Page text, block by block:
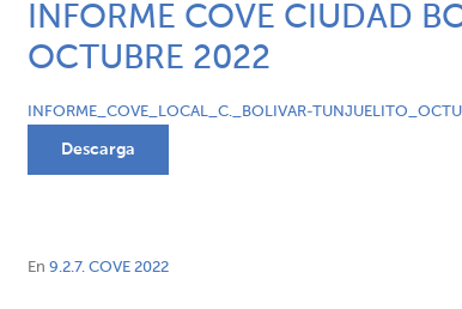
INFORME COVE CIUDAD
OCTUBRE 2022
INFORME_COVE_LOCAL_C._BOLIVAR-
Descarga
En 9.2.7. COVE 2022